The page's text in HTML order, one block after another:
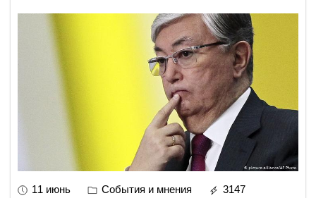
11 июнь События и мнения
3147